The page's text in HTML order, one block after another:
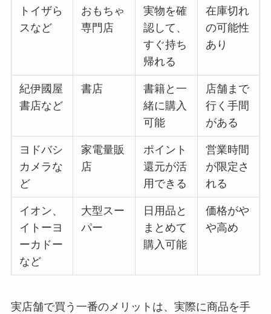
トイザら
スなど
おもちゃ
専門店
実物を確
認して、
すぐ持ち
帰れる
在庫切れ
の可能性
あり
紀伊國屋
書店など
書店
書籍と一
緒に購入
可能
店舗まで
行く手間
がある
ヨドバシ
カメラな
ど
家電量販
店
ポイント
還元が活
用できる
営業時間
が限定さ
れる
イオン、
イトーヨ
ーカドー
など
大型スー
パー
日用品と
まとめて
購入可能
価格がや
や高め
実店舗で買う一番のメリットは、実際に商品を手